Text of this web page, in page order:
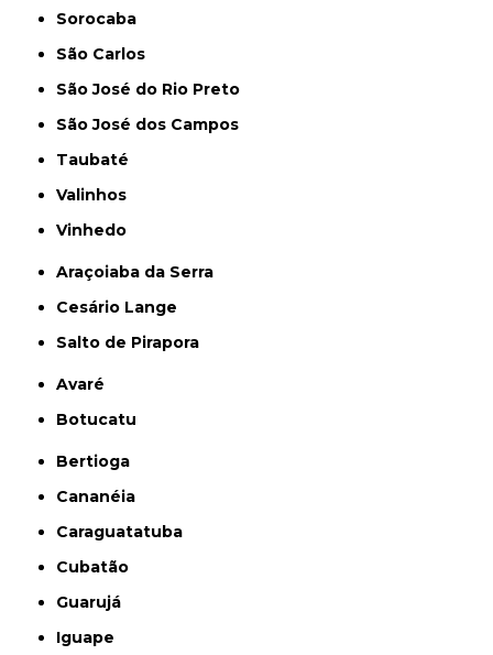
Sorocaba
São Carlos
São José do Rio Preto
São José dos Campos
Taubaté
Valinhos
Vinhedo
Araçoiaba da Serra
Cesário Lange
Salto de Pirapora
Avaré
Botucatu
Bertioga
Cananéia
Caraguatatuba
Cubatão
Guarujá
Iguape